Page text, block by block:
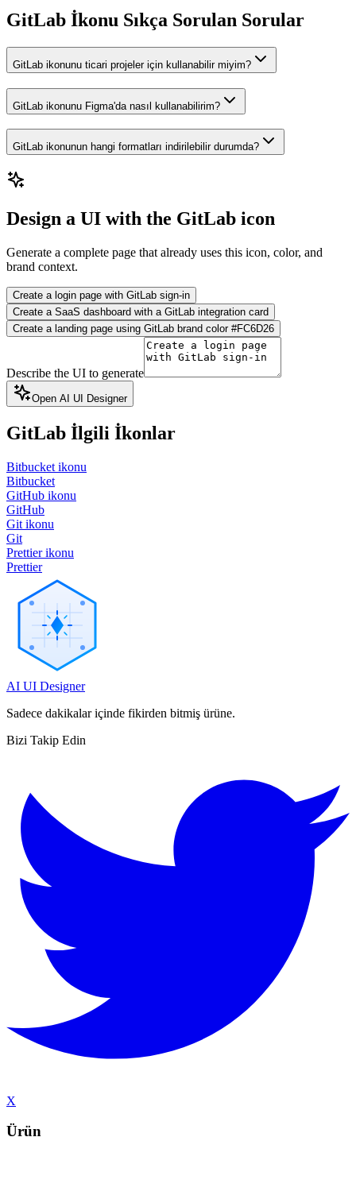
GitLab İkonu Sıkça Sorulan Sorular
GitLab ikonunu ticari projeler için kullanabilir miyim?
GitLab ikonunu Figma'da nasıl kullanabilirim?
GitLab ikonunun hangi formatları indirilebilir durumda?
Design a UI with the GitLab icon
Generate a complete page that already uses this icon, color, and
brand context.
Create a login page with GitLab sign-in
Create a SaaS dashboard with a GitLab integration card
Create a landing page using GitLab brand color #FC6D26
Describe the UI to generate
Open AI UI Designer
GitLab İlgili İkonlar
Bitbucket ikonu
Bitbucket
GitHub ikonu
GitHub
Git ikonu
Git
Prettier ikonu
Prettier
AI UI Designer
Sadece dakikalar içinde fikirden bitmiş ürüne.
Bizi Takip Edin
X
Ürün